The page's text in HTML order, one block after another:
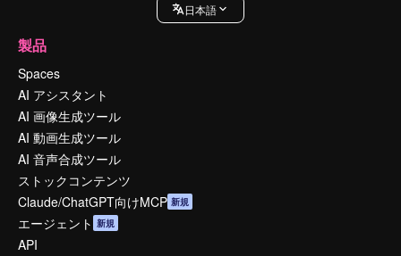
日本語
製品
Spaces
AI アシスタント
AI 画像生成ツール
AI 動画生成ツール
AI 音声合成ツール
ストックコンテンツ
Claude/ChatGPT向けMCP 新規
エージェント 新規
API